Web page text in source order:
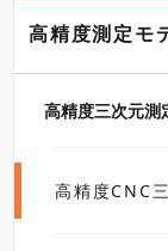
高精度測定モ
高精度三次元測
高精度CNC